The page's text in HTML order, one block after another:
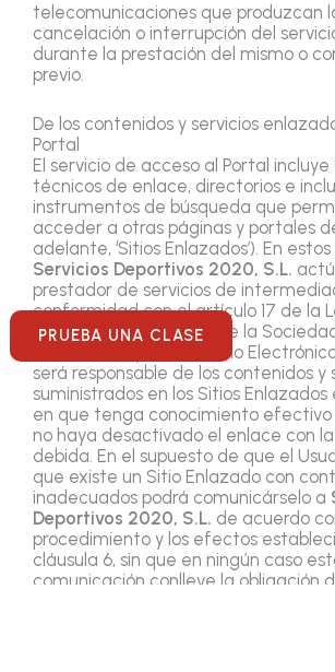
telecomunicaciones que produzcan
cancelación o interrupción del
durante la prestación del mismo o
previo.
De los contenidos y servicios
Portal
El servicio de acceso al Portal incluye
técnicos de enlace, directorios e
instrumentos de búsqueda que
acceder a otras páginas y portales
adelante, ‘Sitios Enlazados’). En estos
Servicios Deportivos 2020, S.L.
prestador de servicios de
conformidad con el artículo 17 de la
12 de julio, de Servicios de la
Información y el Comercio
será responsable de los contenidos y
suministrados en los Sitios
en que tenga conocimiento efectivo
no haya desactivado el enlace con
debida. En el supuesto de que el
que existe un Sitio Enlazado con
inadecuados podrá comunicárselo a
Deportivos 2020, S.L. de acuerdo
procedimiento y los efectos
cláusula 6, sin que en ningún caso
comunicación conlleve la obligación
PRUEBA UNA CLASE